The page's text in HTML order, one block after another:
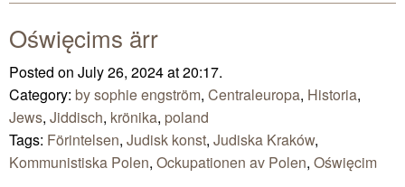
Oświęcims ärr
Posted on July 26, 2024 at 20:17.
Category: by sophie engström, Centraleuropa, Historia,
Jews, Jiddisch, krönika, poland
Tags: Förintelsen, Judisk konst, Judiska Kraków,
Kommunistiska Polen, Ockupationen av Polen, Oświęcim